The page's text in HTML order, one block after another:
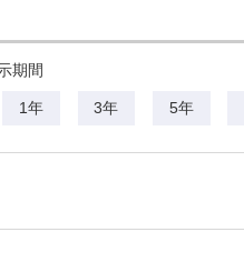
期間
1年 3年 5年